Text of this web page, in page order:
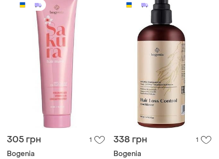
305 грн 1
Bogenia
338 грн 1
Bogenia